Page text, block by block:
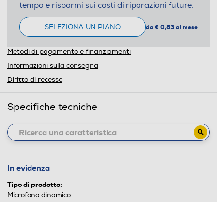
tempo e risparmi sui costi di riparazioni future.
SELEZIONA UN PIANO da € 0,83 al mese
Metodi di pagamento e finanziamenti
Informazioni sulla consegna
Diritto di recesso
Specifiche tecniche
In evidenza
Tipo di prodotto:
Microfono dinamico